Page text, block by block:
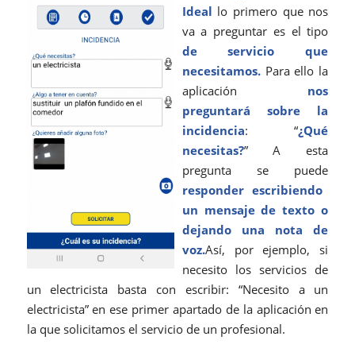
Ideal lo primero que nos
va a preguntar es el tipo
de servicio que
necesitamos.Para ello la
aplicación nos
preguntará sobre la
incidencia: “¿Qué
necesitas?” A esta
pregunta se puede
responder escribiendo
un mensaje de texto o
dejando una nota de
voz.Así, por ejemplo, si
necesito los servicios de
un electricista basta con escribir: “Necesito a un
electricista” en ese primer apartado de la aplicación en
la que solicitamos el servicio de un profesional.